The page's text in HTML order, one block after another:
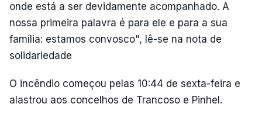
onde está a ser devidamente acompanhado. A
nossa primeira palavra é para ele e para a sua
família: estamos convosco", lê-se na nota de
solidariedade
O incêndio começou pelas 10:44 de sexta-feira e
alastrou aos concelhos de Trancoso e Pinhel.